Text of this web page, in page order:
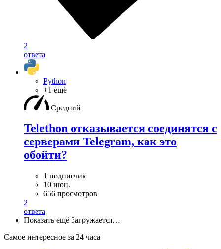
2
ответа
Python
+1 ещё
Средний
Telethon отказывается соединятся с
серверами Telegram, как это
обойти?
1 подписчик
10 июн.
656 просмотров
2
ответа
Показать ещё Загружается…
Самое интересное за 24 часа